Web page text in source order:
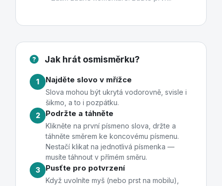
Jak hrát osmisměrku?
1 Najděte slovo v mřížce
Slova mohou být ukrytá vodorovně, svisle i
šikmo, a to i pozpátku.
2
Podržte a táhněte
Klikněte na první písmeno slova, držte a
táhněte směrem ke koncovému písmenu.
Nestačí klikat na jednotlivá písmenka —
musíte táhnout v přímém směru.
3
Pusťte pro potvrzení
Když uvolníte myš (nebo prst na mobilu),